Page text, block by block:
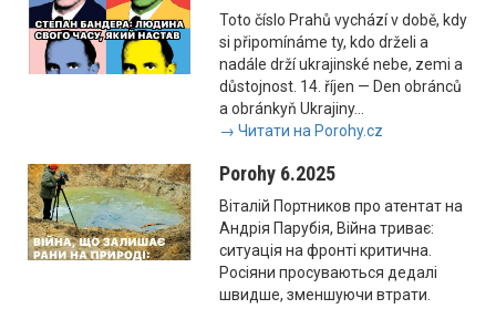
Toto číslo Prahů vychází v době, kdy
si připomínáme ty, kdo drželi a
nadále drží ukrajinské nebe, zemi a
důstojnost. 14. říjen — Den obránců
a obránkyň Ukrajiny...
→ Читати на Porohy.cz
Porohy 6.2025
Віталій Портников про атентат на
Андрія Парубія, Війна триває:
ситуація на фронті критична.
Росіяни просуваються дедалі
швидше, зменшуючи втрати.